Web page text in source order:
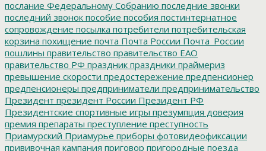
послание Федеральному Собранию последние звонки
последний звонок пособие пособия постинтернатное
сопровождение посылка потребители потребительская
корзина похищение почта Почта России Почта_России
пошлины правительство правительство ЕАО
правительство РФ праздник праздники праймериз
превышение скорости предостережение предпенсионер
предпенсионеры предприниматели предпринимательство
Президент президент России Президент РФ
Президентские спортивные игры презумпция доверия
премия препараты преступление преступность
Приамурский Приамурье приборы фотовидеофиксации
прививочная кампания приговор пригородные поезда